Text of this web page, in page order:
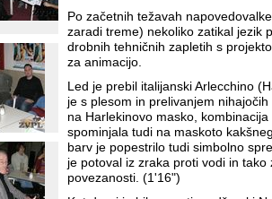
Po začetnih težavah
zaradi treme) nekoliko zatikal jezik
drobnih tehničnih zapletih s
za animacijo.
Led je prebil italijanski Arlecchino
je s plesom in prelivanjem
na Harlekinovo masko,
spominjala tudi na maskoto
barv je popestrilo tudi simbolno
je potoval iz zraka proti vodi in
povezanosti. (1'16")